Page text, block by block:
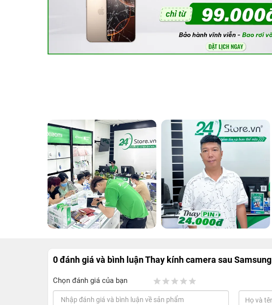
0 đánh giá và bình luậnThay kính camera sau
Chọn đánh giá của bạn